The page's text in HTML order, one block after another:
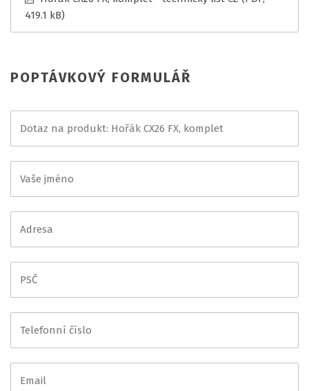
419.1 kB)
POPTÁVKOVÝ FORMULÁŘ